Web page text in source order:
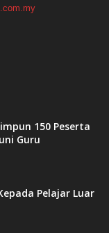
150 Peserta
Guru
Pelajar Luar